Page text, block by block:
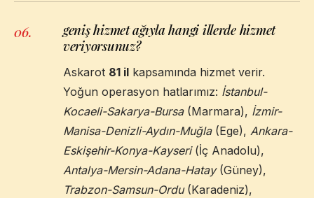
06.
geniş hizmet ağıyla hangi illerde hizmet
veriyorsunuz?
Askarot 81 il kapsamında hizmet verir.
Yoğun operasyon hatlarımız: İstanbul-
Kocaeli-Sakarya-Bursa(Marmara), İzmir-
Manisa-Denizli-Aydın-Muğla(Ege), Ankara-
Eskişehir-Konya-Kayseri(İç Anadolu),
Antalya-Mersin-Adana-Hatay(Güney),
Trabzon-Samsun-Ordu(Karadeniz),